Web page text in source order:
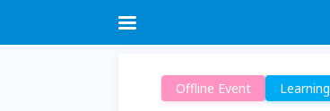
Offline Event Learning